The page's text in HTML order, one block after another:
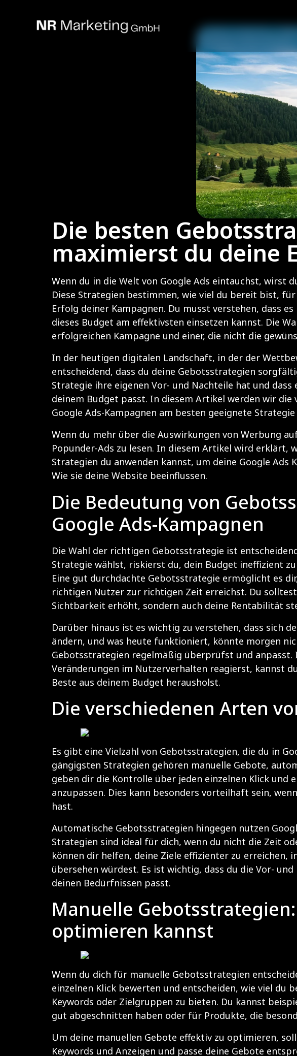
Die besten
maximierst du deine
Wenn du in die Welt von Google Ads eintauchst, wirst
Diese Strategien bestimmen, wie viel du bereit bist,
Erfolg deiner Kampagnen. Du musst verstehen, dass
dieses Budget am effektivsten einsetzen kannst. Die
erfolgreichen Kampagne und einer, die nicht die
In der heutigen digitalen Landschaft, in der der
entscheidend, dass du deine Gebotsstrategien
Strategie ihre eigenen Vor- und Nachteile hat und
deinem Budget passt. In diesem Artikel werden wir
Google Ads-Kampagnen am besten geeignete
Wenn du mehr über die Auswirkungen von Werbung
Popunder-Ads zu lesen. In diesem Artikel wird erklärt,
Strategien du anwenden kannst, um deine Google
Wie sie deine Website beeinflussen.
Die Bedeutung von
Google Ads-Kampagnen
Die Wahl der richtigen Gebotsstrategie ist
Strategie wählst, riskierst du, dein Budget ineffizient
Eine gut durchdachte Gebotsstrategie ermöglicht es
richtigen Nutzer zur richtigen Zeit erreichst. Du
Sichtbarkeit erhöht, sondern auch deine Rentabilität
Darüber hinaus ist es wichtig zu verstehen, dass sich
ändern, und was heute funktioniert, könnte morgen
Gebotsstrategien regelmäßig überprüfst und anpasst.
Veränderungen im Nutzerverhalten reagierst, kannst
Beste aus deinem Budget herausholst.
Die verschiedenen Arten
Es gibt eine Vielzahl von Gebotsstrategien, die du in
gängigsten Strategien gehören manuelle Gebote,
geben dir die Kontrolle über jeden einzelnen Klick und
anzupassen. Dies kann besonders vorteilhaft sein,
hast.
Automatische Gebotsstrategien hingegen nutzen
Strategien sind ideal für dich, wenn du nicht die Zeit
können dir helfen, deine Ziele effizienter zu erreichen,
übersehen würdest. Es ist wichtig, dass du die Vor-
deinen Bedürfnissen passt.
Manuelle
optimieren kannst
Wenn du dich für manuelle Gebotsstrategien
einzelnen Klick bewerten und entscheiden, wie viel
Keywords oder Zielgruppen zu bieten. Du kannst
gut abgeschnitten haben oder für Produkte, die
Um deine manuellen Gebote effektiv zu optimieren,
Keywords und Anzeigen und passe deine Gebote